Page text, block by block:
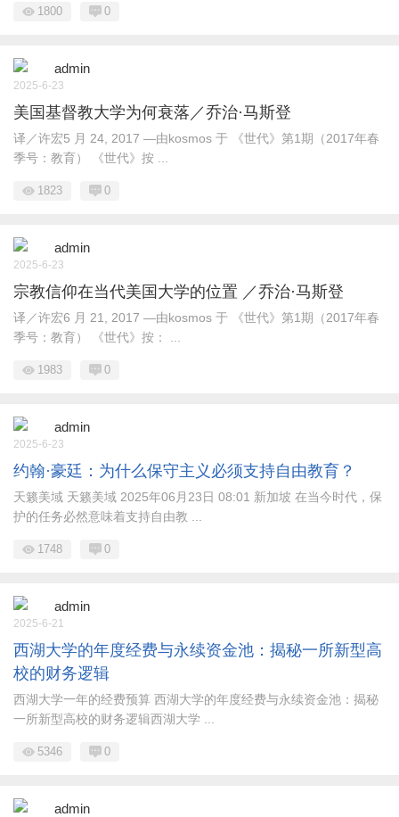
1800 0
admin
2025-6-23
美国基督教大学为何衰落／乔治·马斯登
译／许宏5 月 24, 2017 —由kosmos 于 《世代》第1期（2017年春
季号：教育） 《世代》按 ...
1823 0
admin
2025-6-23
宗教信仰在当代美国大学的位置 ／乔治·马斯登
译／许宏6 月 21, 2017 —由kosmos 于 《世代》第1期（2017年春
季号：教育） 《世代》按： ...
1983 0
admin
2025-6-23
约翰·豪廷：为什么保守主义必须支持自由教育？
天籁美域 天籁美域 2025年06月23日 08:01 新加坡 在当今时代，保
护的任务必然意味着支持自由教 ...
1748 0
admin
2025-6-21
西湖大学的年度经费与永续资金池：揭秘一所新型高
校的财务逻辑
西湖大学一年的经费预算 西湖大学的年度经费与永续资金池：揭秘
一所新型高校的财务逻辑西湖大学 ...
5346 0
admin